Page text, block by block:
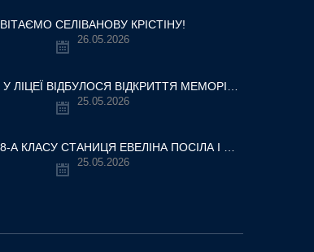
ВІТАЄМО СЕЛІВАНОВУ КРІСТІНУ!
26.05.2026
25.05.2026
25.05.2026